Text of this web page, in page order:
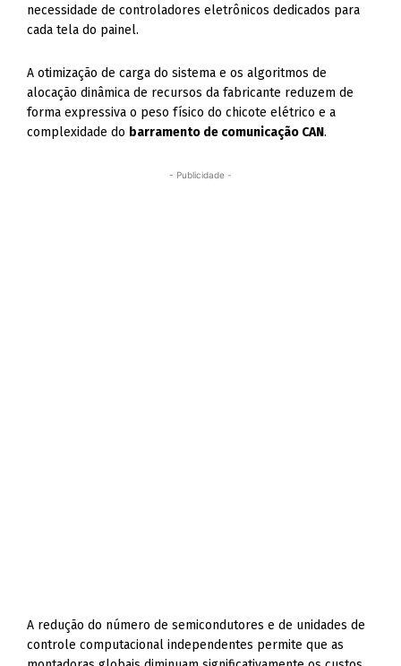
necessidade de controladores eletrônicos dedicados para
cada tela do painel.
A otimização de carga do sistema e os algoritmos de
alocação dinâmica de recursos da fabricante reduzem de
forma expressiva o peso físico do chicote elétrico e a
complexidade do barramento de comunicação CAN.
- Publicidade -
A redução do número de semicondutores e de unidades de
controle computacional independentes permite que as